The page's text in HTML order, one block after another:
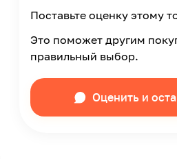
Поставьте оценку этому
Это поможет другим
правильный выбор.
Оценить и